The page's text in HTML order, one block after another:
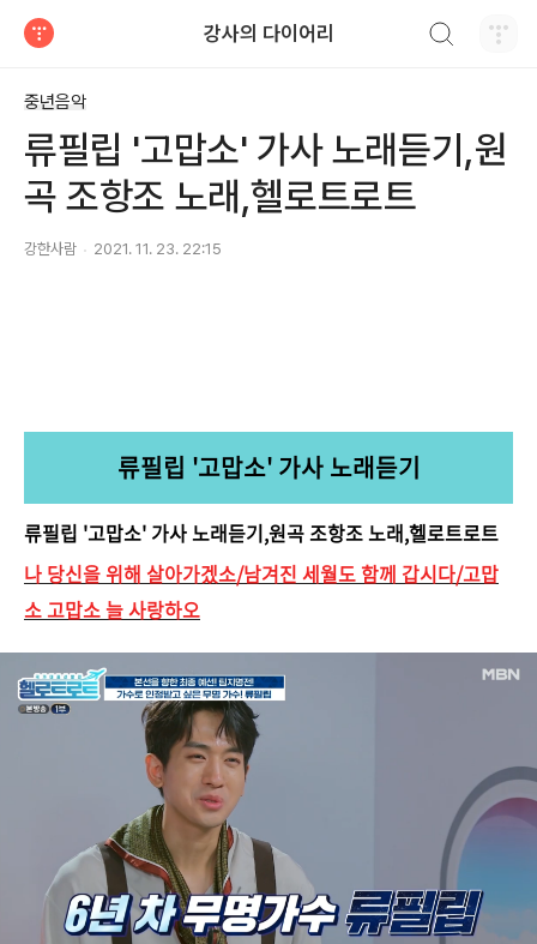
강사의 다이어리
중년음악
류필립 '고맙소' 가사 노래듣기,원
곡 조항조 노래,헬로트로트
강한사람 2021. 11. 23. 22:15
류필립 '고맙소' 가사 노래듣기
류필립 '고맙소' 가사 노래듣기,원곡 조항조 노래,헬로트로트
나 당신을 위해 살아가겠소/남겨진 세월도 함께 갑시다/고맙
소 고맙소 늘 사랑하오